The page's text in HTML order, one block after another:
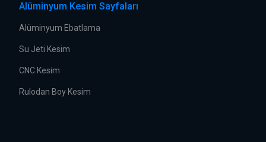
Alüminyum Kesim Sayfaları
Alüminyum Ebatlama
Su Jeti Kesim
CNC Kesim
Rulodan Boy Kesim